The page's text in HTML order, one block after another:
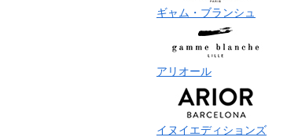
ギャム・ブランシュ
アリオール
イヌイエディションズ